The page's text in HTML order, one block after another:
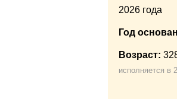
2026 года
Год
Возраст:
исполняется в